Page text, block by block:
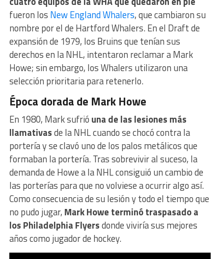
fueron los New England Whalers, que cambiaron su
nombre por el de Hartford Whalers. En el Draft de
expansión de 1979, los Bruins que tenían sus
derechos en la NHL, intentaron reclamar a Mark
Howe; sin embargo, los Whalers utilizaron una
selección prioritaria para retenerlo.
Época dorada de Mark Howe
En 1980, Mark sufrió una de las lesiones más
llamativasde la NHL cuando se chocó contra la
portería y se clavó uno de los palos metálicos que
formaban la portería. Tras sobrevivir al suceso, la
demanda de Howe a la NHL consiguió un cambio de
las porterías para que no volviese a ocurrir algo así.
Como consecuencia de su lesión y todo el tiempo que
no pudo jugar, Mark Howe terminó traspasado a
los Philadelphia Flyersdonde viviría sus mejores
años como jugador de hockey.